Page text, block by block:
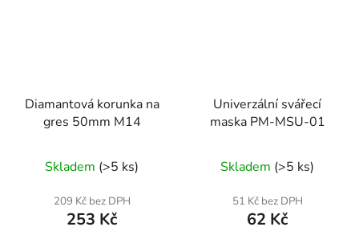
Diamantová korunka na
gres 50mm M14
Skladem (>5 ks)
209 Kč bez DPH
253 Kč
Univerzální svářecí
maska PM-MSU-01
Skladem (>5 ks)
51 Kč bez DPH
62 Kč